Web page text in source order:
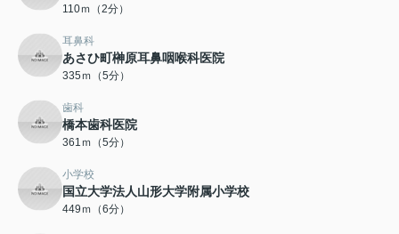
110ｍ（2分）
耳鼻科
あさひ町榊原耳鼻咽喉科医院
335ｍ（5分）
歯科
橋本歯科医院
361ｍ（5分）
小学校
国立大学法人山形大学附属小学校
449ｍ（6分）